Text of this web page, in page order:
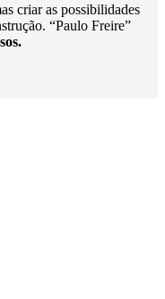
criar as possibilidades
“Paulo Freire”